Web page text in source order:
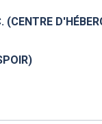
(CENTRE